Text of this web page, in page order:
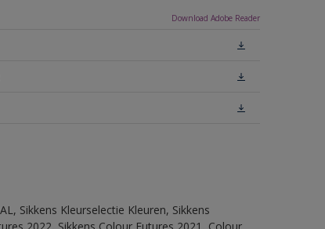
Download Adobe Reader
Sikkens Kleurselectie Kleuren, Sikkens